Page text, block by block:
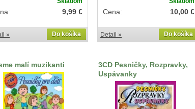
emócie, nálady a pocity.9,99 €
Do košíka
»
10,00 €
Cena:
Do košíka
Detail »
malí muzikanti
3CD Pesničky, Rozpravky,
Uspávanky